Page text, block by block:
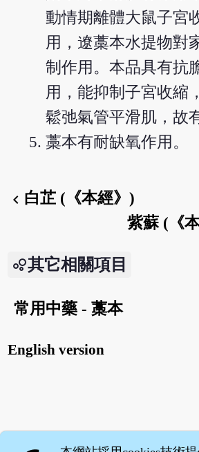
動情期離體大鼠子宮
用，遼藁本水提物對
制作用。本品具有抗
用，能抑制子宮收縮
鬆弛氣管平滑肌，故
藁本有耐缺氧作用。
chevron_left 白芷 (《本經》)
紫蘇 (《
其它相關項目
常用中藥 - 藁本
English version